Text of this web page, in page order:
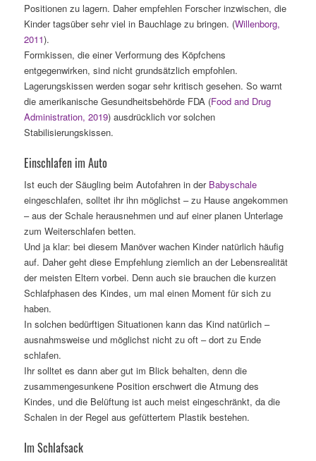
Positionen zu lagern. Daher empfehlen Forscher inzwischen, die
Kinder tagsüber sehr viel in Bauchlage zu bringen. (Willenborg,
2011).
Formkissen, die einer Verformung des Köpfchens
entgegenwirken, sind nicht grundsätzlich empfohlen.
Lagerungskissen werden sogar sehr kritisch gesehen. So warnt
die amerikanische Gesundheitsbehörde FDA (Food and Drug
Administration, 2019) ausdrücklich vor solchen
Stabilisierungskissen.
Einschlafen im Auto
Ist euch der Säugling beim Autofahren in der Babyschale
eingeschlafen, solltet ihr ihn möglichst – zu Hause angekommen
– aus der Schale herausnehmen und auf einer planen Unterlage
zum Weiterschlafen betten.
Und ja klar: bei diesem Manöver wachen Kinder natürlich häufig
auf. Daher geht diese Empfehlung ziemlich an der Lebensrealität
der meisten Eltern vorbei. Denn auch sie brauchen die kurzen
Schlafphasen des Kindes, um mal einen Moment für sich zu
haben.
In solchen bedürftigen Situationen kann das Kind natürlich –
ausnahmsweise und möglichst nicht zu oft – dort zu Ende
schlafen.
Ihr solltet es dann aber gut im Blick behalten, denn die
zusammengesunkene Position erschwert die Atmung des
Kindes, und die Belüftung ist auch meist eingeschränkt, da die
Schalen in der Regel aus gefüttertem Plastik bestehen.
Im Schlafsack